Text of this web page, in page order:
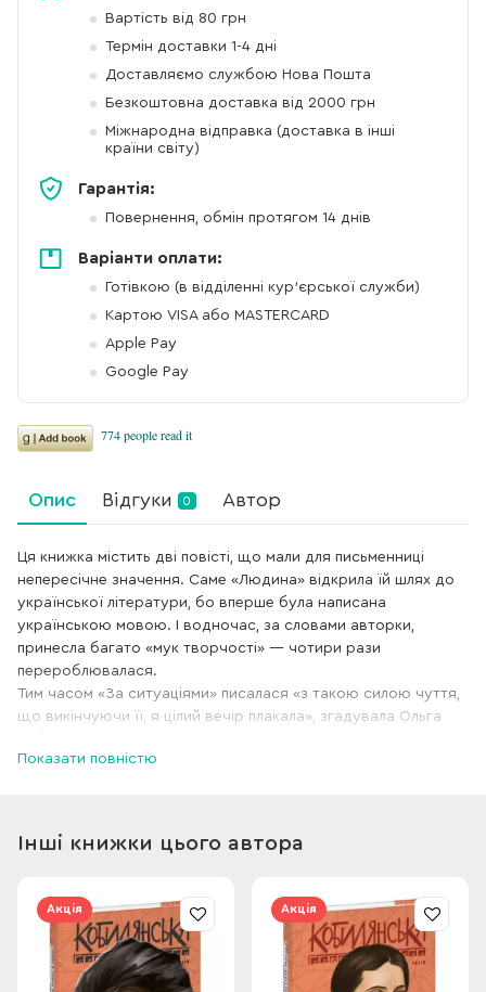
Вартість від 80 грн
Термін доставки 1-4 дні
Доставляємо службою Нова Пошта
Безкоштовна доставка від 2000 грн
Міжнародна відправка (доставка в інші
країни світу)
Гарантія:
Повернення, обмін протягом 14 днів
Варіанти оплати:
Готівкою (в відділенні кур'єрської служби)
Картою VISA або MASTERCARD
Apple Pay
Google Pay
Опис Відгуки 0 Автор
Ця книжка містить дві повісті, що мали для письменниці
непересічне значення. Саме «Людина» відкрила їй шлях до
української літератури, бо вперше була написана
українською мовою. І водночас, за словами авторки,
принесла багато «мук творчості» — чотири рази
перероблювалася.
Тим часом «За ситуаціями» писалася «з такою силою чуття,
що викінчуючи її, я цілий вечір плакала», згадувала Ольга
різна й однаково складна, які прагнуть жити за своїми
Показати повністю
Інші книжки цього автора
Акція Акція